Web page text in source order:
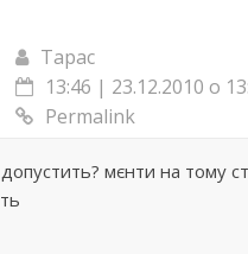
Тарас
13:46 | 23.12.2010 о
Permalink
мєнти на тому